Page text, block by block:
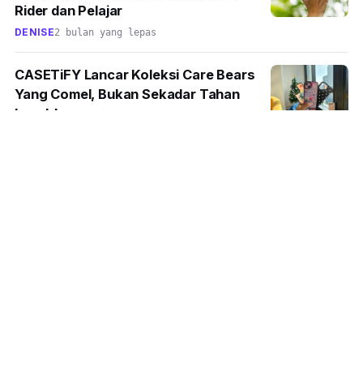
Rider dan Pelajar
DENISE2 bulan yang lepas
CASETiFY Lancar Koleksi Care Bears
Yang Comel, Bukan Sekadar Tahan
Lasak!